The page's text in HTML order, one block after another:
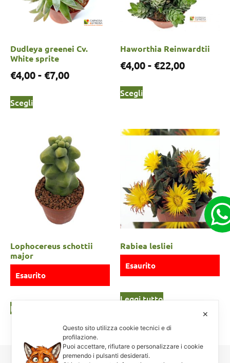
Dudleya greenei Cv.
White sprite
€4,00- €7,00
Scegli
Haworthia Reinwardtii
€4,00- €22,00
Scegli
Lophocereus schottii
major
Esaurito
Leggi tutto
Rabiea lesliei
Esaurito
Leggi tutto
✕
Questo sito utilizza cookie tecnici e di
profilazione.
Puoi accettare, rifiutare o personalizzare i cookie
premendo i pulsanti desiderati.